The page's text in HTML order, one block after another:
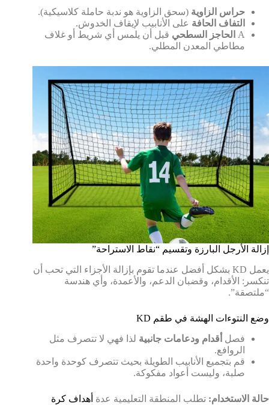
حراس الزاوية (سحق الزاوية هو ندبة حاملة كلاسيكية).
التفاف الحافة على الأنابيب لإيقاف الخدوش.
A الحاجز السطحي قبل أن يلمس أي شريط أو غلاف
مطاطي المعدن المطلي.
إزالة الأرجل البارزة وتقسيم “نقاط الاستراحة”
يعمل KD بشكل أفضل عندما تقوم بإزالة الأجزاء التي تحب أن
تنكسر: الأقدام، وقضبان الدعم، والأعمدة، وأي هندسة
“ملتصقة”.
وضع النتوءات الهشة في طقم KD
فصل أقدام ودعامات جانبية لذا فهي لا تتصرف مثل
الروافع.
قم بتجميع الأنابيب الطويلة بحيث تتصرف كوحدة واحدة
صلبة، وليست أعواد مفكوكة.
حالة الاستخدام: تطلب المنطقة التعليمية عدة أهداف كرة